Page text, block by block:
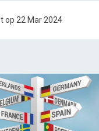
op 22 Mar 2024